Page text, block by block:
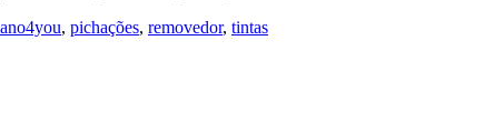
, pichações, removedor, tintas